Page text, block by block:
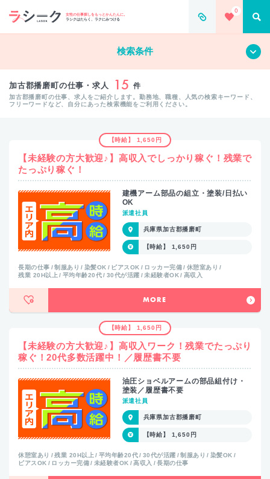
女性の仕事探しをもっとかんたんに。
ラシクはたらく、ラクにみつける
0
すべて クリア
検索条件
加古郡播磨町の仕事・求人 15 件
加古郡播磨町の仕事、求人をご紹介します。勤務地、職種、人気の検索キーワード、
フリーワードなど、自分にあった検索機能をご利用ください。
【時給】 1,650円
【未経験の方大歓迎♪】高収入でしっかり稼ぐ！残業で
たっぷり稼ぐ！
建機アーム部品の組立・塗装/日払い
OK
派遣社員
兵庫県加古郡播磨町
【時給】 1,650円
長期の仕事 制服あり 染髪OK ピアスOK ロッカー完備
休憩室あり
残業 20H以上
平均年齢20代 30代が活躍 未経験者OK 高収入
MORE
【時給】 1,650円
【未経験の方大歓迎♪】高収入ワーク！残業でたっぷり
稼ぐ！20代多数活躍中！／履歴書不要
油圧ショベルアームの部品組付け・
塗装／履歴書不要
派遣社員
兵庫県加古郡播磨町
【時給】 1,650円
休憩室あり 残業 20H以上 平均年齢20代 30代が活躍 制服あり
染髪OK
ピアスOK
ロッカー完備 未経験者OK 高収入 長期の仕事